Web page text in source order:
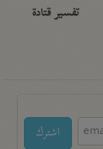
تفسير قتادة
اشترك